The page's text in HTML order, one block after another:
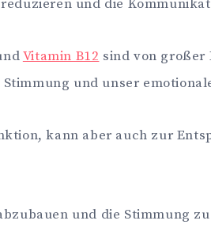
und die
Vitamin B12 sind von großer
und unser
kann aber auch zur
und die Stimmung